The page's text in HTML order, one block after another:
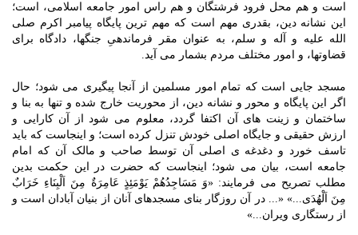
است و هم محل فرود فرشتگان و هم راس امور جامعه اسلامی، است؛
این نشانه دین، بقدری مهم است که مهم ترین پایگاه پیامبر اکرم صلی
الله علیه و آله و سلم، به عنوان مقر فرماندهیِ جنگها، دادگاه برای
قضاوتها، و امور مختلف مردم بشمار می آید.
مسجد جایی است که تمام امور مسلمین از آنجا پیگیری می شود؛ حال
اگر این پایگاه و محور و نشانه دین، از محوریت خارج شده و تنها به بنا و
ساختمان و زینت های آن اکتفا گردد، معلوم می شود از آن کارایی و
ارزش حقیقی و جایگاه اصلی خودش تنزل کرده است؛ و اینجاست که باید
تاسف خورد و دغدغه ی اصلی آن توسط صاحب و مالک آن که امام
جامعه است، بیان می شود؛ اینجاست که حضرت در این حکمت بدین
مطلب تصریح می فرمایند: «وَ مَسَاجِدُهُمْ یَوْمَئِذٍ عَامِرَةٌ مِنَ اَلْبِنَاءِ خَرَابٌ
مِنَ اَلْهُدَى...» «... در آن روزگار بناى مسجدهاى آنان از بنیان آبادان است و
از رستگارى ویران...»